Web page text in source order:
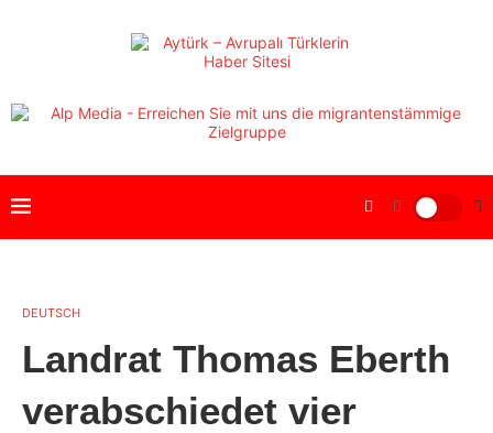
DEUTSCH
Landrat Thomas Eberth
verabschiedet vier